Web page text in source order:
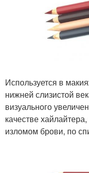
Используется в
нижней слизистой
визуального
качестве
изломом брови, по